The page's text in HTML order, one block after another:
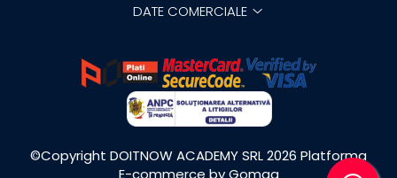
DATE COMERCIALE
©Copyright DOITNOW ACADEMY SRL 2026 Platforma
E-commerce byGomag